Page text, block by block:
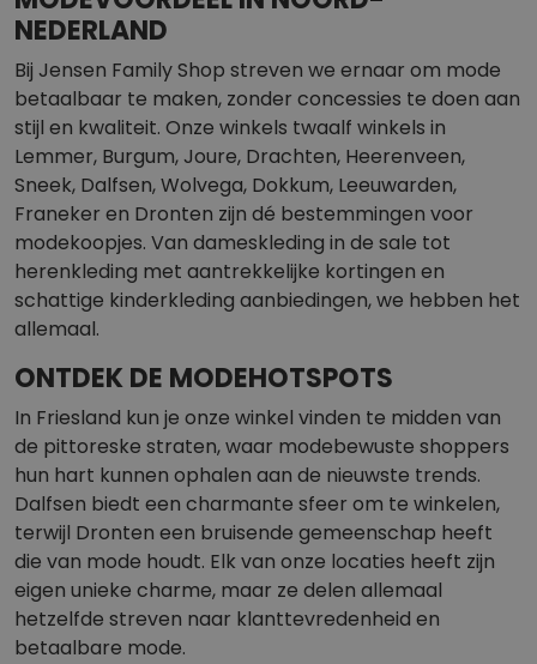
NEDERLAND
Bij Jensen Family Shop streven we ernaar om mode
betaalbaar te maken, zonder concessies te doen aan
stijl en kwaliteit. Onze winkels twaalf winkels in
Lemmer, Burgum, Joure, Drachten, Heerenveen,
Sneek, Dalfsen, Wolvega, Dokkum, Leeuwarden,
Franeker en Dronten zijn dé bestemmingen voor
modekoopjes. Van dameskleding in de sale tot
herenkleding met aantrekkelijke kortingen en
schattige kinderkleding aanbiedingen, we hebben het
allemaal.
ONTDEK DE MODEHOTSPOTS
In Friesland kun je onze winkel vinden te midden van
de pittoreske straten, waar modebewuste shoppers
hun hart kunnen ophalen aan de nieuwste trends.
Dalfsen biedt een charmante sfeer om te winkelen,
terwijl Dronten een bruisende gemeenschap heeft
die van mode houdt. Elk van onze locaties heeft zijn
eigen unieke charme, maar ze delen allemaal
hetzelfde streven naar klanttevredenheid en
betaalbare mode.